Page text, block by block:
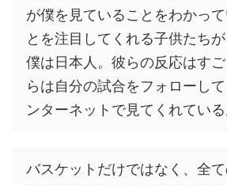
が僕を見ていることをわかっ
とを注目してくれる子供たちが
僕は日本人。彼らの反応はす
らは自分の試合をフォローし
ンターネットで見てくれてい
バスケットだけではなく、全